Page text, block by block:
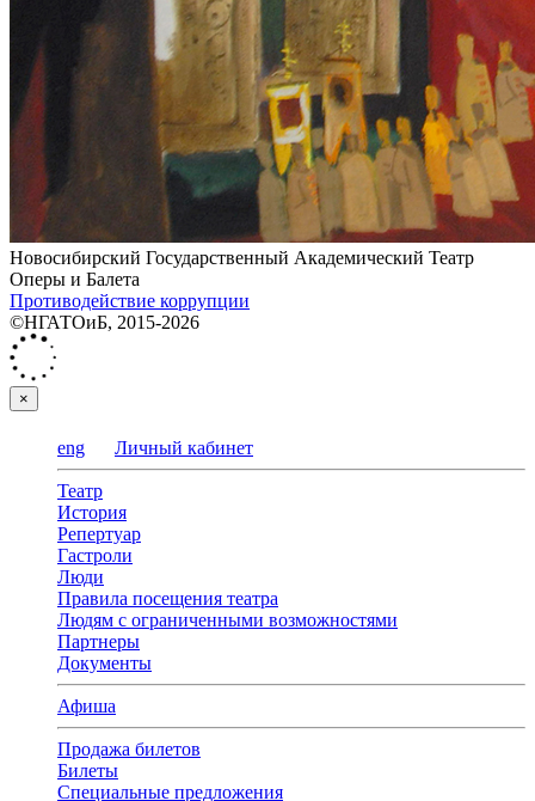
Новосибирский Государственный Академический Театр
Оперы и Балета
Противодействие коррупции
©НГАТОиБ, 2015-2026
×
eng Личный кабинет
Театр
История
Репертуар
Гастроли
Люди
Правила посещения театра
Людям с ограниченными возможностями
Партнеры
Документы
Афиша
Продажа билетов
Билеты
Специальные предложения